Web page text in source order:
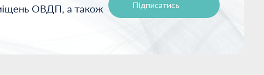
ОВДП, а також
Підписатись